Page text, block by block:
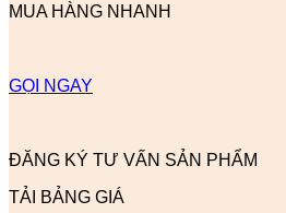
MUA HÀNG NHANH
GỌI NGAY
ĐĂNG KÝ TƯ VẤN SẢN PHẨM
TẢI BẢNG GIÁ